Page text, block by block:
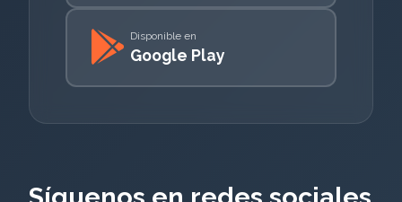
Disponible en
Google Play